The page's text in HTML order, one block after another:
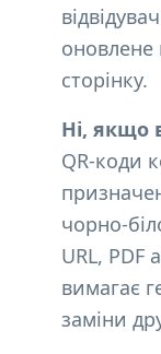
сторінку.
Ні, якщо
QR-коди
чорно-
URL, PDF
вимагає
заміни